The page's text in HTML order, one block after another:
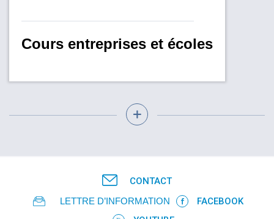
Cours entreprises et écoles
CONTACT
LETTRE D’INFORMATION
FACEBOOK